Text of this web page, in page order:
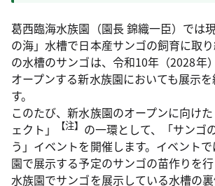
葛西臨海水族園（園長 錦織一臣）では
の海」水槽で日本産サンゴの飼育に取
の水槽のサンゴは、令和10年（2028年
オープンする新水族園においても展示
す。
このたび、新水族園のオープンに向け
ェクト」
【注】 の一環として、「サンゴ
う」イベントを開催します。イベント
園で展示する予定のサンゴの苗作りを
水族園でサンゴを展示している水槽の